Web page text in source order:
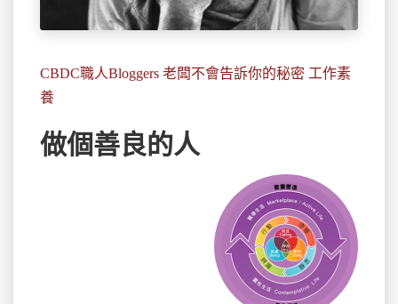
CBDC職人Bloggers 老闆不會告訴你的秘密 工作素
養
做個善良的人